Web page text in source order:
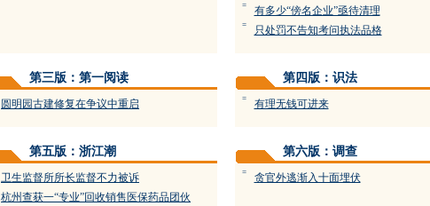
= 有多少“傍名企业”亟待清理
= 只处罚不告知考问执法品格
第三版：第一阅读
圆明园古建修复在争议中重启
第四版：识法
= 有理无钱可进来
第五版：浙江潮
卫生监督所所长监督不力被诉
杭州查获一“专业”回收销售医保药品团伙
第六版：调查
= 贪官外逃渐入十面埋伏